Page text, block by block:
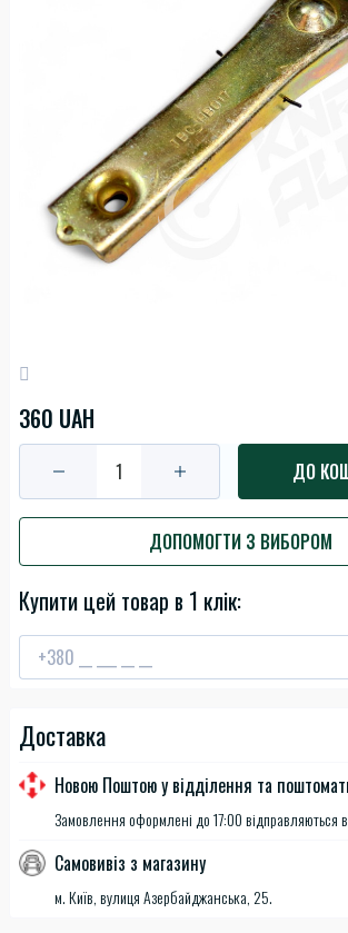
360 UAH
ДО
ДОПОМОГТИ З ВИБОРОМ
Купити цей товар в 1 клік:
Доставка
Новою Поштою у відділення та
Замовлення оформлені до 17:00 відправляються
Самовивіз з магазину
м. Київ, вулиця Азербайджанська, 25.